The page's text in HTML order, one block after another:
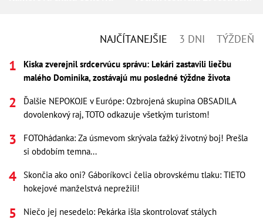
NAJČÍTANEJŠIE 3 DNI TÝŽDEŇ
Kiska zverejnil srdcervúcu správu: Lekári zastavili liečbu
malého Dominika, zostávajú mu posledné týždne života
Ďalšie NEPOKOJE v Európe: Ozbrojená skupina OBSADILA
dovolenkový raj, TOTO odkazuje všetkým turistom!
FOTOhádanka: Za úsmevom skrývala ťažký životný boj! Prešla
si obdobím temna...
Skončia ako oni? Gáboríkovci čelia obrovskému tlaku: TIETO
hokejové manželstvá neprežili!
Niečo jej nesedelo: Pekárka išla skontrolovať stálych